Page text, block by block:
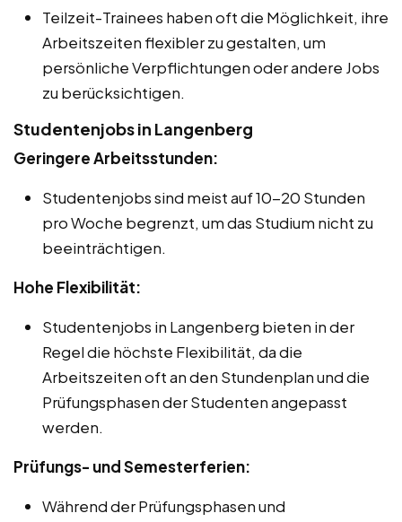
Teilzeit-Trainees haben oft die Möglichkeit, ihre
Arbeitszeiten flexibler zu gestalten, um
persönliche Verpflichtungen oder andere Jobs
zu berücksichtigen.
Studentenjobs in Langenberg
Geringere Arbeitsstunden:
Studentenjobs sind meist auf 10-20 Stunden
pro Woche begrenzt, um das Studium nicht zu
beeinträchtigen.
Hohe Flexibilität:
Studentenjobs in Langenberg bieten in der
Regel die höchste Flexibilität, da die
Arbeitszeiten oft an den Stundenplan und die
Prüfungsphasen der Studenten angepasst
werden.
Prüfungs- und Semesterferien:
Während der Prüfungsphasen und